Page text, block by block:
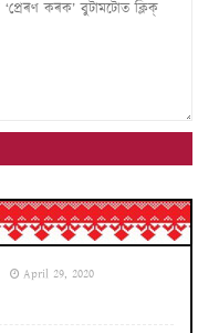
April 29, 2020